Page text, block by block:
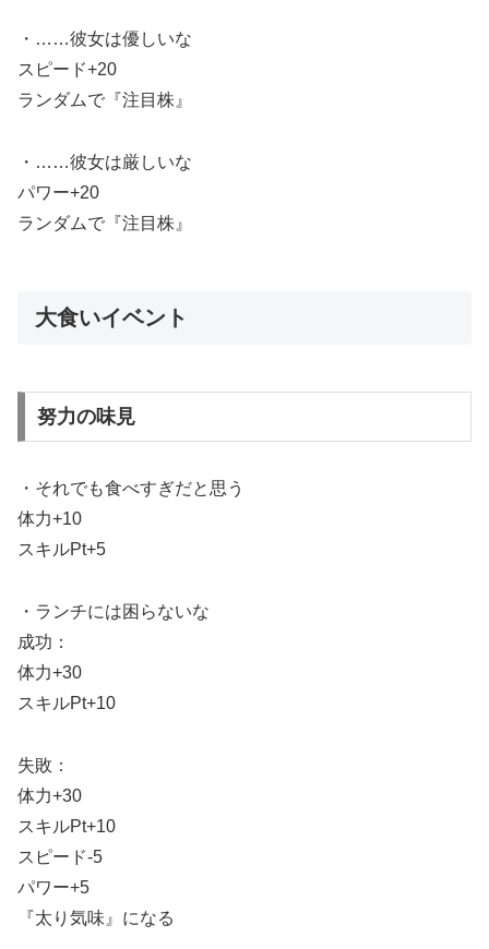
・……彼女は優しいな
スピード+20
ランダムで『注目株』
・……彼女は厳しいな
パワー+20
ランダムで『注目株』
大食いイベント
努力の味見
・それでも食べすぎだと思う
体力+10
スキルPt+5
・ランチには困らないな
成功：
体力+30
スキルPt+10
失敗：
体力+30
スキルPt+10
スピード-5
パワー+5
『太り気味』になる